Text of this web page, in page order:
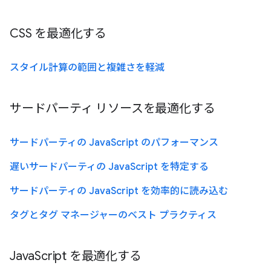
CSS を最適化する
スタイル計算の範囲と複雑さを軽減
サードパーティ リソースを最適化する
サードパーティの JavaScript のパフォーマンス
遅いサードパーティの JavaScript を特定する
サードパーティの JavaScript を効率的に読み込む
タグとタグ マネージャーのベスト プラクティス
JavaScript を最適化する